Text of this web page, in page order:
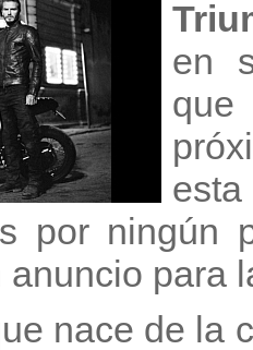
en
que
por ningún
anuncio para
nace de la